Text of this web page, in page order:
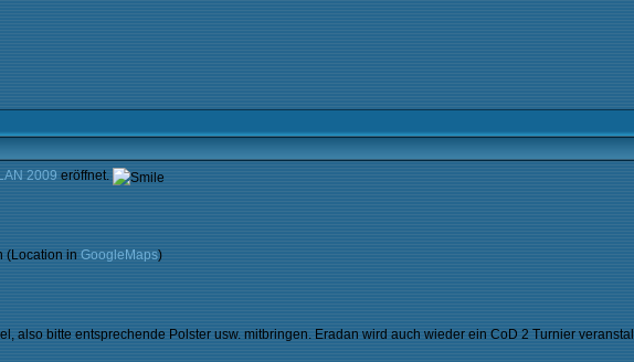
2009 eröffnet.
(Location in GoogleMaps)
also bitte entsprechende Polster usw. mitbringen. Eradan wird auch wieder ein CoD 2 Turnier